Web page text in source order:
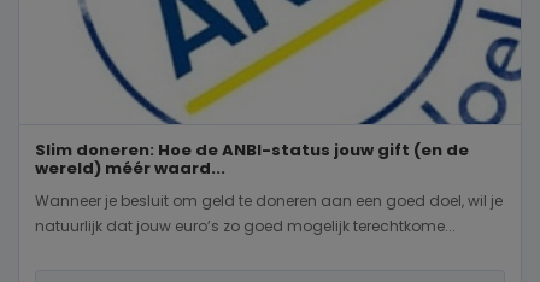
Slim doneren: Hoe de ANBI-status jouw gift (en de
wereld) méér waard...
Wanneer je besluit om geld te doneren aan een goed doel, wil je
natuurlijk dat jouw euro’s zo goed mogelijk terechtkome...